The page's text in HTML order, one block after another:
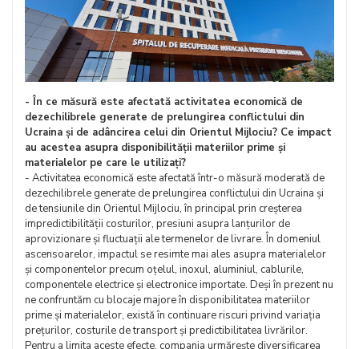
- În ce măsură este afectată activitatea economică de
dezechilibrele generate de prelungirea conflictului din
Ucraina și de adâncirea celui din Orientul Mijlociu? Ce impact
au acestea asupra disponibilității materiilor prime și
materialelor pe care le utilizați?
- Activitatea economică este afectată într-o măsură moderată de
dezechilibrele generate de prelungirea conflictului din Ucraina și
de tensiunile din Orientul Mijlociu, în principal prin creșterea
impredictibilității costurilor, presiuni asupra lanțurilor de
aprovizionare și fluctuații ale termenelor de livrare. În domeniul
ascensoarelor, impactul se resimte mai ales asupra materialelor
și componentelor precum oțelul, inoxul, aluminiul, cablurile,
componentele electrice și electronice importate. Deși în prezent nu
ne confruntăm cu blocaje majore în disponibilitatea materiilor
prime și materialelor, există în continuare riscuri privind variația
prețurilor, costurile de transport și predictibilitatea livrărilor.
Pentru a limita aceste efecte, compania urmărește diversificarea